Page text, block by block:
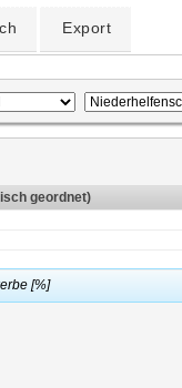
Export
geordnet)
[%]